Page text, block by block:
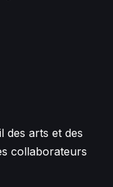
des arts et des
collaborateurs